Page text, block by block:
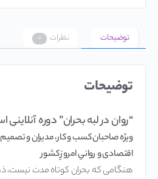
توضیحات نظرات ۰
توضیحات
“روان در لبه بحران” دوره آنلاینی
ویژه صاحبان کسب و کار، مدیران و
اقتصادی و روانیِ امروزِ کشور
هنگامی که بحران کوتاه مدت